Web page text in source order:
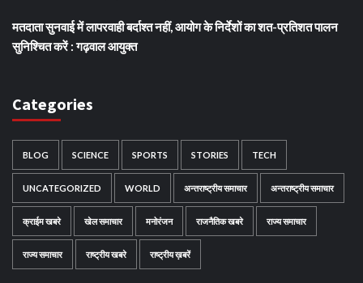
मतदाता सुनवाई में लापरवाही बर्दाश्त नहीं, आयोग के निर्देशों का शत-प्रतिशत पालन
सुनिश्चित करें : गढ़वाल आयुक्त
Categories
BLOG SCIENCE SPORTS STORIES TECH
UNCATEGORIZED WORLD अन्तराष्ट्रीय समाचार अन्तराष्ट्रीय समाचार
क्राईम खबरे खेल समाचार मनोरंजन राजनैतिक खबरे राज्य समाचार
राज्य समाचार राष्ट्रीय खबरे राष्ट्रीय ख़बरें